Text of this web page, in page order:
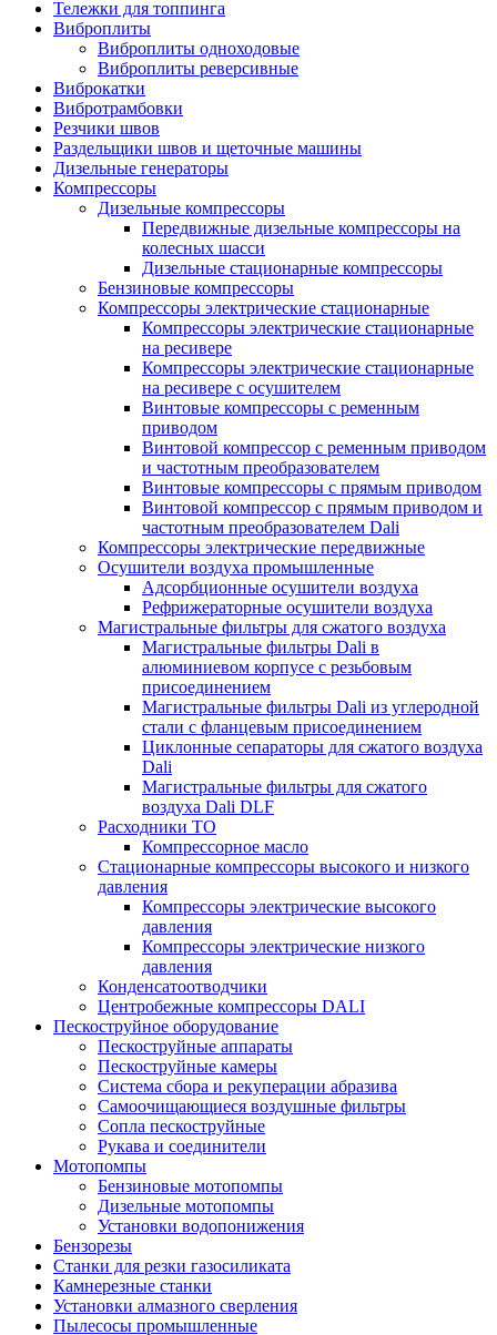
Тележки для топпинга
Виброплиты
Виброплиты одноходовые
Виброплиты реверсивные
Виброкатки
Вибротрамбовки
Резчики швов
Раздельщики швов и щеточные машины
Дизельные генераторы
Компрессоры
Дизельные компрессоры
Передвижные дизельные компрессоры на
колесных шасси
Дизельные стационарные компрессоры
Бензиновые компрессоры
Компрессоры электрические стационарные
Компрессоры электрические стационарные
на ресивере
Компрессоры электрические стационарные
на ресивере с осушителем
Винтовые компрессоры с ременным
приводом
Винтовой компрессор с ременным приводом
и частотным преобразователем
Винтовые компрессоры с прямым приводом
Винтовой компрессор с прямым приводом и
частотным преобразователем Dali
Компрессоры электрические передвижные
Осушители воздуха промышленные
Адсорбционные осушители воздуха
Рефрижераторные осушители воздуха
Магистральные фильтры для сжатого воздуха
Магистральные фильтры Dali в
алюминиевом корпусе с резьбовым
присоединением
Магистральные фильтры Dali из углеродной
стали с фланцевым присоединением
Циклонные сепараторы для сжатого воздуха
Dali
Магистральные фильтры для сжатого
воздуха Dali DLF
Расходники ТО
Компрессорное масло
Стационарные компрессоры высокого и низкого
давления
Компрессоры электрические высокого
давления
Компрессоры электрические низкого
давления
Конденсатоотводчики
Центробежные компрессоры DALI
Пескоструйное оборудование
Пескоструйные аппараты
Пескоструйные камеры
Система сбора и рекуперации абразива
Самоочищающиеся воздушные фильтры
Сопла пескоструйные
Рукава и соединители
Мотопомпы
Бензиновые мотопомпы
Дизельные мотопомпы
Установки водопонижения
Бензорезы
Станки для резки газосиликата
Камнерезные станки
Установки алмазного сверления
Пылесосы промышленные